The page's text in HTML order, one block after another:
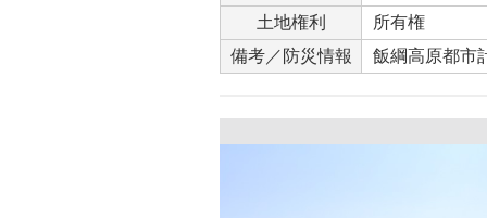
土地権利
所有権
備考／防災情報
飯綱高原都市